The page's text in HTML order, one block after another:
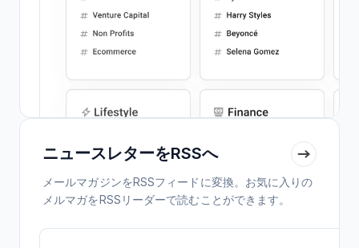
ニュースレターをRSSへ
メールマガジンをRSSフィードに変換。お気に入りの
メルマガをRSSリーダーで読むことができます。